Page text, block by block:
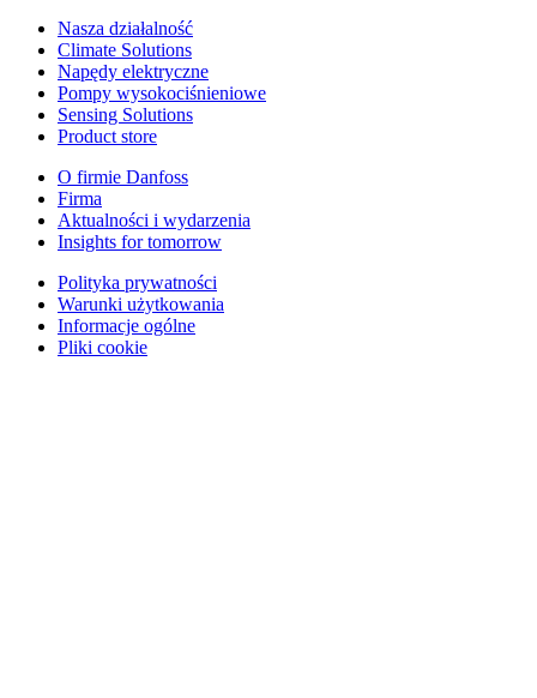
Nasza działalność
Climate Solutions
Napędy elektryczne
Pompy wysokociśnieniowe
Sensing Solutions
Product store
O firmie Danfoss
Firma
Aktualności i wydarzenia
Insights for tomorrow
Polityka prywatności
Warunki użytkowania
Informacje ogólne
Pliki cookie